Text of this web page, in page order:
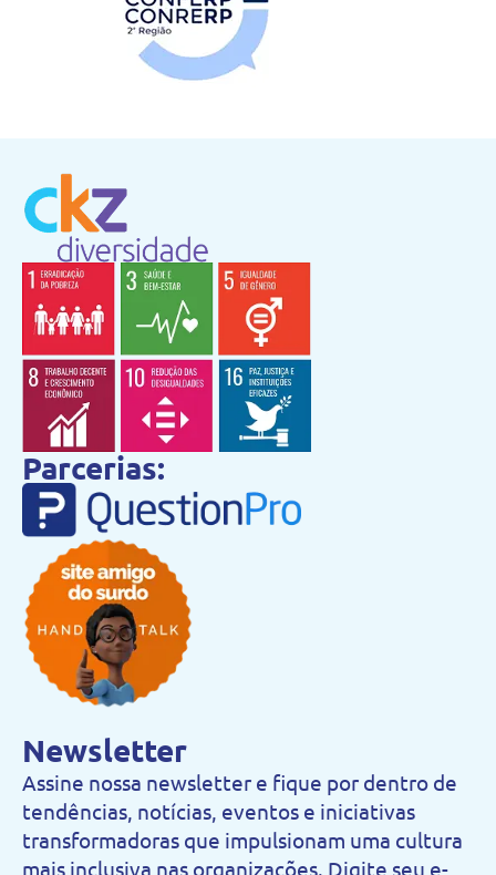
Parcerias:
Newsletter
Assine nossa newsletter e fique por dentro de
tendências, notícias, eventos e iniciativas
transformadoras que impulsionam uma cultura
mais inclusiva nas organizações. Digite seu e-